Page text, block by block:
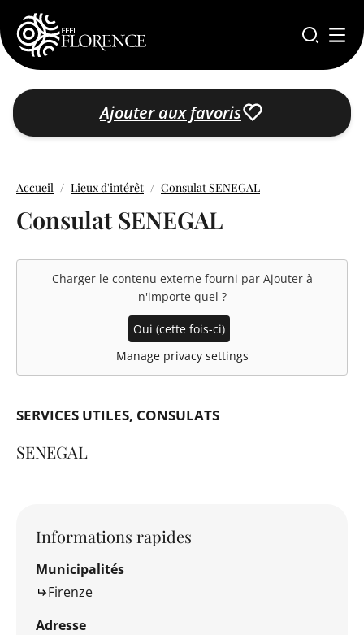
Aller au contenu principal
Ajouter aux favoris
Accueil Lieux d'intérêt Consulat SENEGAL
Consulat SENEGAL
Charger le contenu externe fourni par Ajouter à
n'importe quel ?
Oui (cette fois-ci)
Manage privacy settings
SERVICES UTILES CONSULATS
SENEGAL
Informations rapides
Municipalités
Firenze
Adresse